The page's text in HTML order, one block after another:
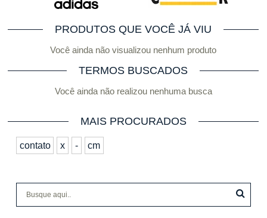
PRODUTOS QUE VOCÊ JÁ VIU
Você ainda não visualizou nenhum produto
TERMOS BUSCADOS
Você ainda não realizou nenhuma busca
MAIS PROCURADOS
contato x - cm